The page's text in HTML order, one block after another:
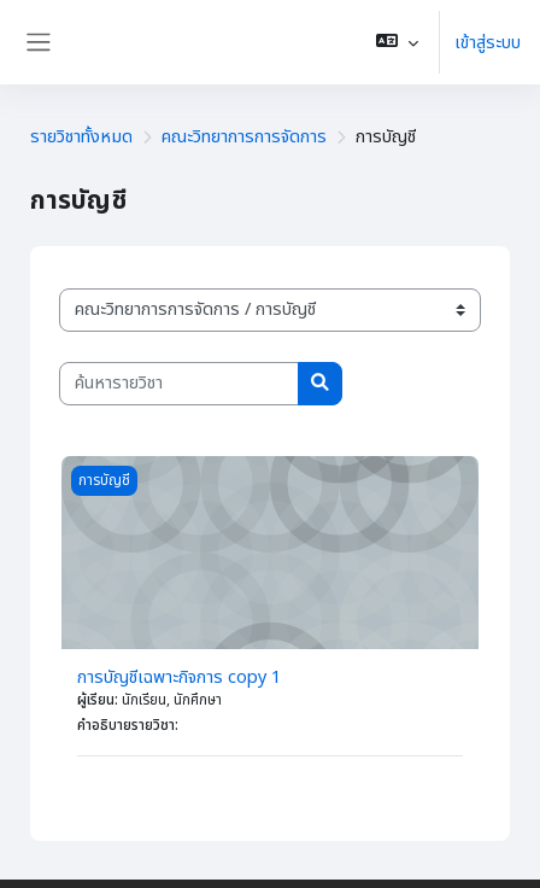
เข้าสู่ระบบ
รายวิชาทั้งหมด คณะวิทยาการการจัดการ การบัญชี
การบัญชี
ประเภทของรายวิชา
ค้นหารายวิชา
ค้นหารายวิชา
Course image การบัญชีเฉพาะกิจการ copy 1
การบัญชี
การบัญชีเฉพาะกิจการ copy 1
ผู้เรียน: นักเรียน, นักศึกษา
คำอธิบายรายวิชา: